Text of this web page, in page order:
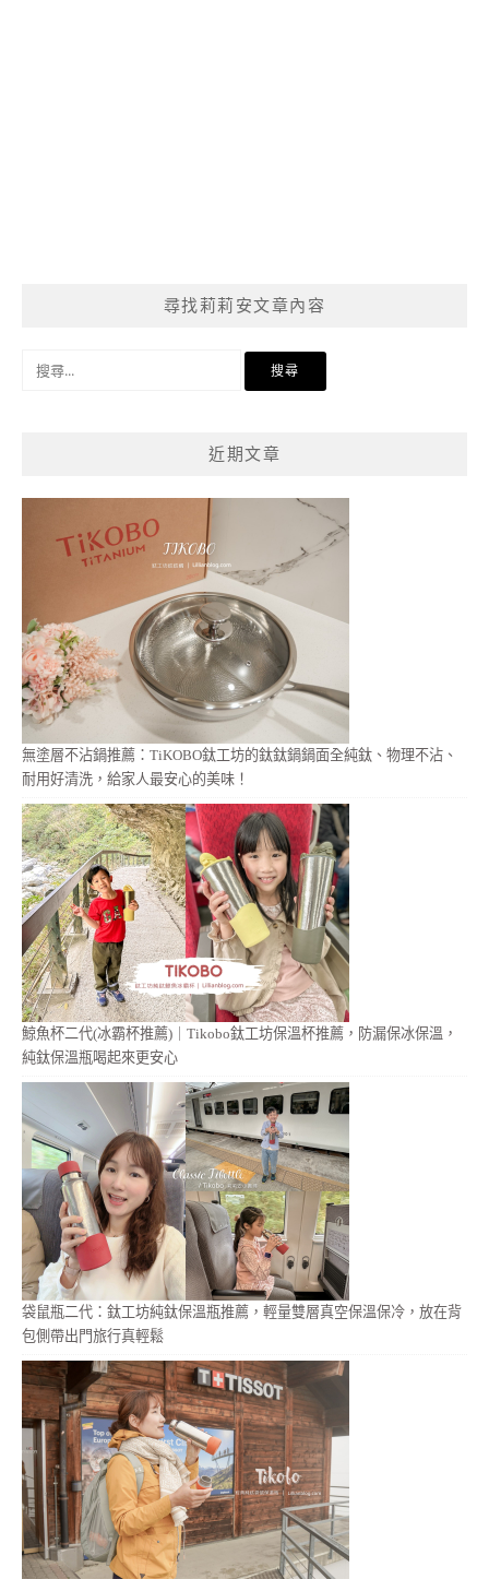
尋找莉莉安文章內容
近期文章
無塗層不沾鍋推薦：TiKOBO鈦工坊的鈦鈦鍋鍋面全純鈦、物理不沾、
耐用好清洗，給家人最安心的美味！
鯨魚杯二代(冰霸杯推薦)｜Tikobo鈦工坊保溫杯推薦，防漏保冰保溫，
純鈦保溫瓶喝起來更安心
袋鼠瓶二代：鈦工坊純鈦保溫瓶推薦，輕量雙層真空保溫保冷，放在背
包側帶出門旅行真輕鬆